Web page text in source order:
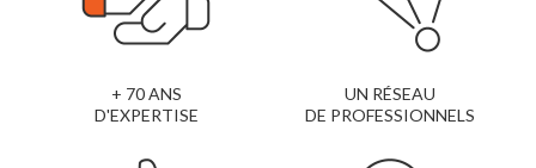
+ 70 ANS
D'EXPERTISE
UN RÉSEAU
DE PROFESSIONNELS